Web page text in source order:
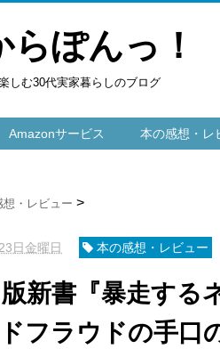
らぽんっ！
しむ30代実家暮らしのブログ
Amazonサービス 本の感想・レ
想・レビュー
日金曜日 本の感想・レビュー
新書『暴走する
フラウドの手口